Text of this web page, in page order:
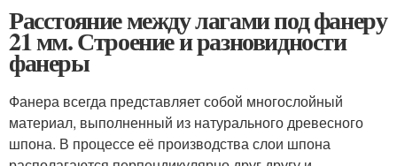
Расстояние между лагами под фанеру
21 мм. Строение и разновидности
фанеры
Фанера всегда представляет собой многослойный
материал, выполненный из натурального древесного
шпона. В процессе её производства слои шпона